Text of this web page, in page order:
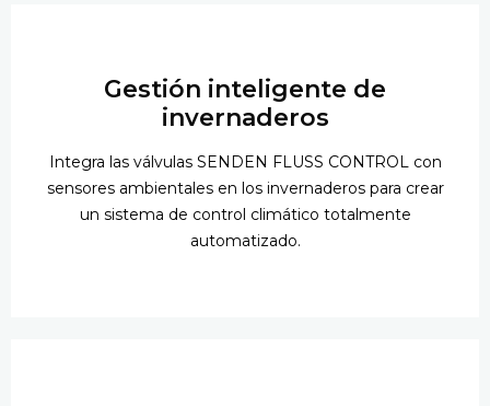
Gestión inteligente de
invernaderos
Integra las válvulas SENDEN FLUSS CONTROL con
sensores ambientales en los invernaderos para crear
un sistema de control climático totalmente
automatizado.